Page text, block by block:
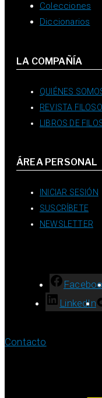
Colecciones
Diccionarios
LA COMPAÑÍA
QUIÉNES
REVISTA
LIBROS DE
ÁREA PERSONAL
INICIAR SESIÓN
SUSCRÍBETE
NEWSLETTER
LinkedIn
Contacto